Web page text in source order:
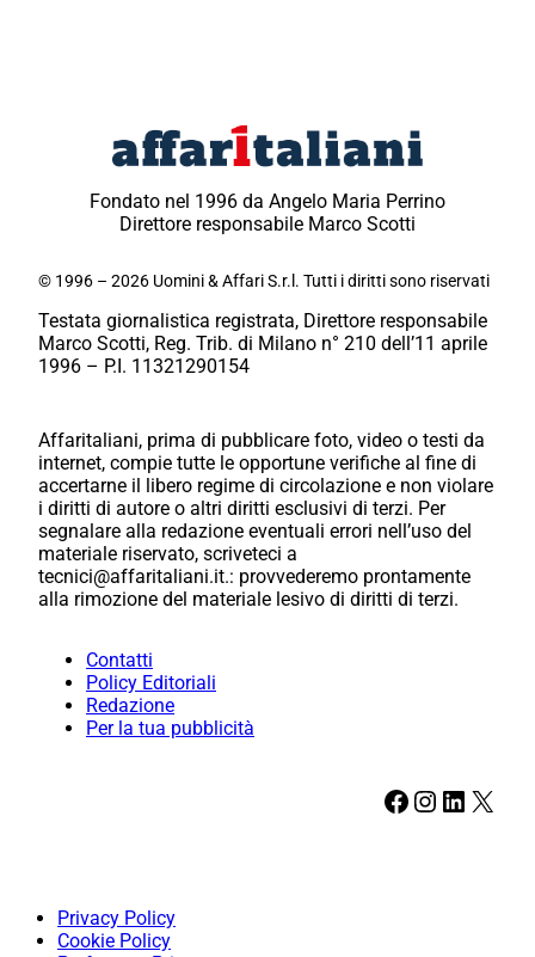
Fondato nel 1996 da Angelo Maria Perrino
Direttore responsabile Marco Scotti
© 1996 – 2026 Uomini & Affari S.r.l. Tutti i diritti sono riservati
Testata giornalistica registrata, Direttore responsabile
Marco Scotti, Reg. Trib. di Milano n° 210 dell’11 aprile
1996 – P.I. 11321290154
Affaritaliani, prima di pubblicare foto, video o testi da
internet, compie tutte le opportune verifiche al fine di
accertarne il libero regime di circolazione e non violare
i diritti di autore o altri diritti esclusivi di terzi. Per
segnalare alla redazione eventuali errori nell’uso del
materiale riservato, scriveteci a
tecnici@affaritaliani.it.: provvederemo prontamente
alla rimozione del materiale lesivo di diritti di terzi.
Contatti
Policy Editoriali
Redazione
Per la tua pubblicità
Facebook Instagram LinkedIn X
Privacy Policy
Cookie Policy